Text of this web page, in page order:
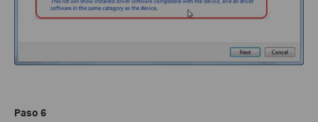
Paso 6